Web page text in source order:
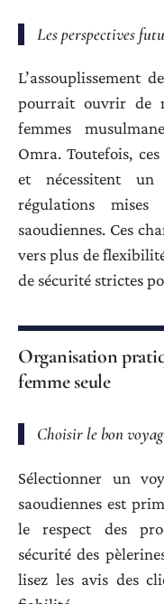
Les perspectives
L’assouplissement
pourrait ouvrir de
femmes
Omra. Toutefois,
et nécessitent
régulations
saoudiennes. Ces
vers plus de
de sécurité strictes
Organisation
femme seule
Choisir le bon
Sélectionner un
saoudiennes est
le respect des
sécurité des
lisez les avis des